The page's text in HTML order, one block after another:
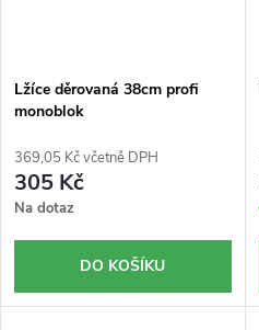
Lžíce děrovaná 38cm profi
monoblok
369,05 Kč včetně DPH
305 Kč
Na dotaz
DO KOŠÍKU